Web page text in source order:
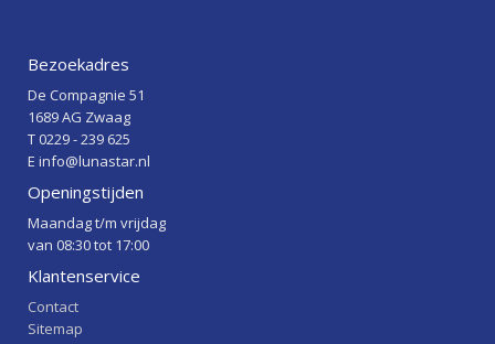
Bezoekadres
De Compagnie 51
1689 AG Zwaag
T 0229 - 239 625
E info@lunastar.nl
Openingstijden
Maandag t/m vrijdag
van 08:30 tot 17:00
Klantenservice
Contact
Sitemap